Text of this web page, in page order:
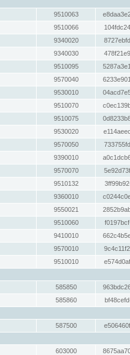
9510063
9510066
9340020
9340030
9510095
9570040
9530010
9510070
9510075
9530020
9570050
9390010
9570070
9510132
9360010
9550021
9510060
9410010
9570010
9510010
585850
585860
587500
603000